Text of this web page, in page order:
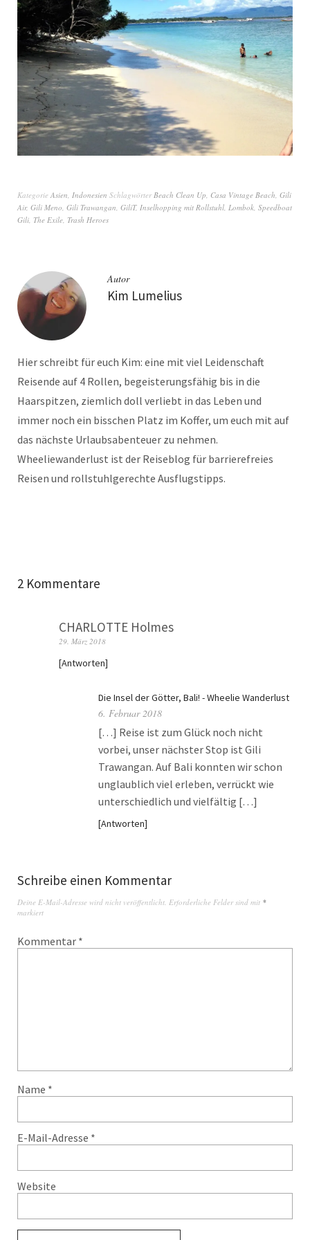
Kategorie Asien, Indonesien SchlagwörterBeach Clean Up, Casa Vintage Beach, Gili
Air, Gili Meno, Gili Trawangan, GiliT, Inselhopping mit Rollstuhl, Lombok, Speedboat
Gili, The Exile, Trash Heroes
Autor
Kim Lumelius
Hier schreibt für euch Kim: eine mit viel Leidenschaft
Reisende auf 4 Rollen, begeisterungsfähig bis in die
Haarspitzen, ziemlich doll verliebt in das Leben und
immer noch ein bisschen Platz im Koffer, um euch mit auf
das nächste Urlaubsabenteuer zu nehmen.
Wheeliewanderlust ist der Reiseblog für barrierefreies
Reisen und rollstuhlgerechte Ausflugstipps.
2 Kommentare
CHARLOTTE Holmes
29. März 2018
Antworten
Die Insel der Götter, Bali! - Wheelie Wanderlust
6. Februar 2018
[…] Reise ist zum Glück noch nicht
vorbei, unser nächster Stop ist Gili
Trawangan. Auf Bali konnten wir schon
unglaublich viel erleben, verrückt wie
unterschiedlich und vielfältig […]
Antworten
Schreibe einen Kommentar
Deine E-Mail-Adresse wird nicht veröffentlicht. Erforderliche Felder sind mit *
markiert
Kommentar *
Name *
E-Mail-Adresse *
Website